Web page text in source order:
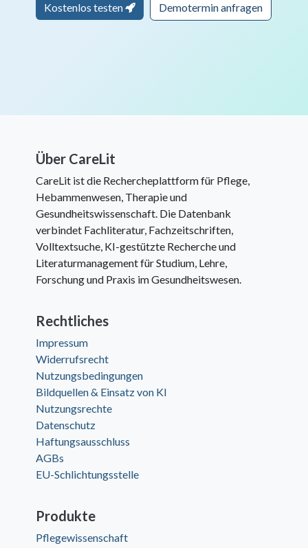
Kostenlos testen Demotermin anfragen
Über CareLit
CareLit ist die Rechercheplattform für Pflege,
Hebammenwesen, Therapie und
Gesundheitswissenschaft. Die Datenbank
verbindet Fachliteratur, Fachzeitschriften,
Volltextsuche, KI-gestützte Recherche und
Literaturmanagement für Studium, Lehre,
Forschung und Praxis im Gesundheitswesen.
Rechtliches
Impressum
Widerrufsrecht
Nutzungsbedingungen
Bildquellen & Einsatz von KI
Nutzungsrechte
Datenschutz
Haftungsausschluss
AGBs
EU-Schlichtungsstelle
Produkte
Pflegewissenschaft